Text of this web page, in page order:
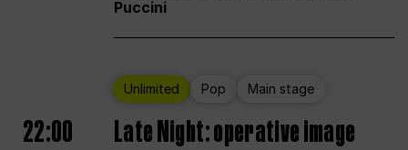
Puccini
Unlimited Pop Main stage
22:00 Late Night: operative image